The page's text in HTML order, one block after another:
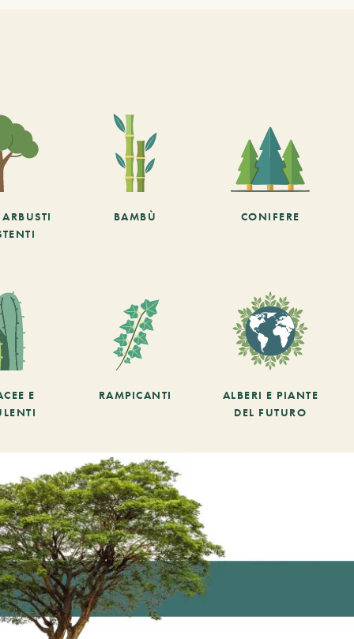
BAMBÙ CONIFERE
E
RAMPICANTI
ALBERI E PIANTE
DEL FUTURO